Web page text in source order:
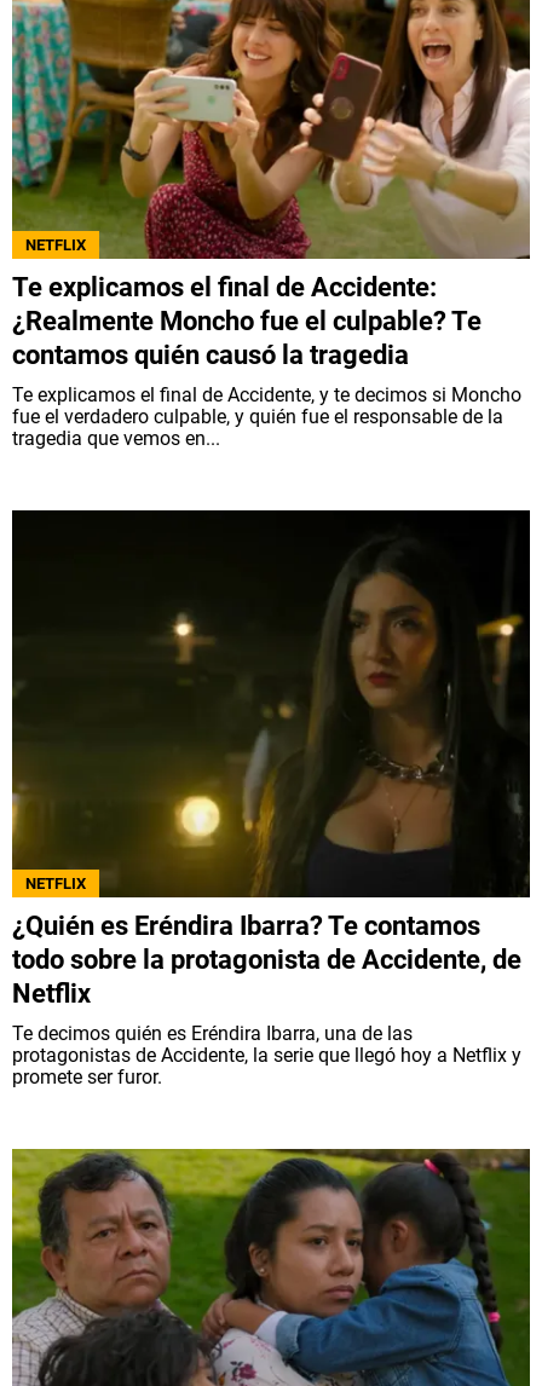
NETFLIX
Te explicamos el final de Accidente:
¿Realmente Moncho fue el culpable? Te
contamos quién causó la tragedia
Te explicamos el final de Accidente, y te decimos si Moncho
fue el verdadero culpable, y quién fue el responsable de la
tragedia que vemos en...
NETFLIX
¿Quién es Eréndira Ibarra? Te contamos
todo sobre la protagonista de Accidente, de
Netflix
Te decimos quién es Eréndira Ibarra, una de las
protagonistas de Accidente, la serie que llegó hoy a Netflix y
promete ser furor.